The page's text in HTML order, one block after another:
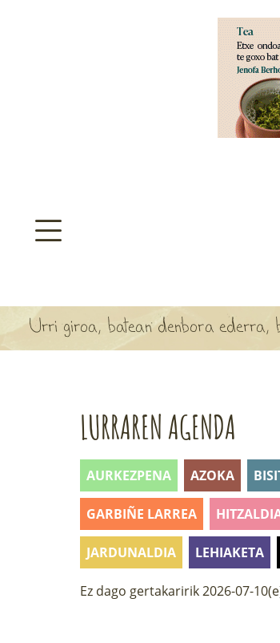
ARBOLA APARTEN MAPA
Urri giroa, batean denbora ederra,
LURRAREN AGENDA
AURKEZPENA AZOKA
GARBIÑE LARREA
JARDUNALDIA LEHIAKETA
Ez dago gertakaririk 2026-07-